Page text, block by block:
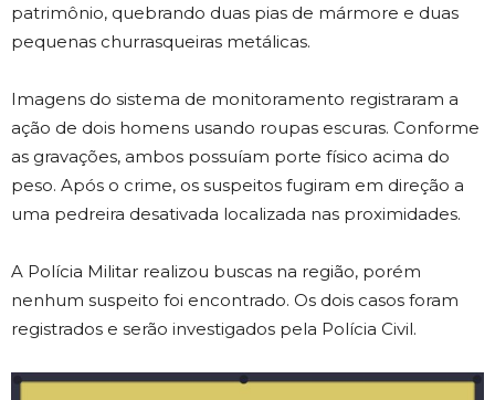
patrimônio, quebrando duas pias de mármore e duas
pequenas churrasqueiras metálicas.
Imagens do sistema de monitoramento registraram a
ação de dois homens usando roupas escuras. Conforme
as gravações, ambos possuíam porte físico acima do
peso. Após o crime, os suspeitos fugiram em direção a
uma pedreira desativada localizada nas proximidades.
A Polícia Militar realizou buscas na região, porém
nenhum suspeito foi encontrado. Os dois casos foram
registrados e serão investigados pela Polícia Civil.